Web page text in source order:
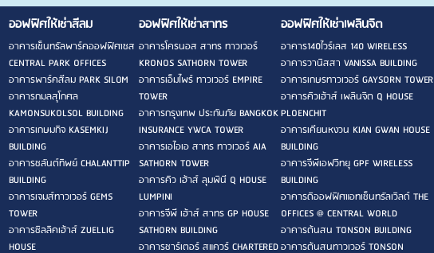
ออฟฟิศให้เช่าสีลม
อาคารเซ็นทรัลพาร์คออฟฟิศเซส
CENTRAL PARK OFFICES
อาคารพาร์คสีลม PARK SILOM
อาคารกมลสุโกศล
KAMONSUKOLSOL BUILDING
อาคารเกษมกิจ KASEMKIJ
BUILDING
อาคารชลันต์ทิพย์ CHALANTTIP
BUILDING
อาคารเจมส์ทาวเวอร์ GEMS
TOWER
อาคารซิลลิคเฮ้าส์ ZUELLIG
HOUSE
ออฟฟิศให้เช่าสาทร
อาคารโครนอส สาทร ทาวเวอร์
KRONOS SATHORN TOWER
อาคารเอ็มไพร์ ทาวเวอร์ EMPIRE
TOWER
อาคารกรุงเทพ ประกันภัย BANGKOK
INSURANCE YWCA TOWER
อาคารเอไอเอ สาทร ทาวเวอร์ AIA
SATHORN TOWER
อาคารคิว เฮ้าส์ ลุมพินี Q HOUSE
LUMPINI
อาคารจีพี เฮ้าส์ สาทร GP HOUSE
SATHORN BUILDING
อาคารชาร์เตอร์ สแควร์ CHARTERED
ออฟฟิศให้เช่าเพลินจิต
อาคาร140ไวร์เลส 140 WIRELESS
อาคารวานิสสา VANISSA BUILDING
อาคารเกษรทาวเวอร์ GAYSORN TOWER
อาคารคิวเฮ้าส์ เพลินจิต Q HOUSE
PLOENCHIT
อาคารเคียนหงวน KIAN GWAN HOUSE
BUILDING
อาคารจีพีเอฟวิทยุ GPF WIRELESS
BUILDING
อาคารดิออฟฟิศแอทเซ็นทรัลเวิลด์ THE
OFFICES @ CENTRAL WORLD
อาคารต้นสน TONSON BUILDING
อาคารต้นสนทาวเวอร์ TONSON